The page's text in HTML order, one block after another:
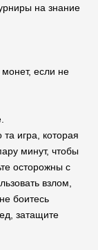
на знание
если не
игра, которая
минут, чтобы
осторожны с
взлом,
боитесь
затащите